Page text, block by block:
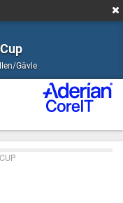
GävleNynäshallen/Gävle